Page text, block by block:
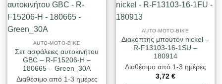
AUTO-MOTO-BIKE
Σετ ασφάλειες αυτοκινήτου
GBC – R-F15206-H –
180665 – Green_30A
Διαθέσιμο από 1-3 ημέρες
AUTO-MOTO-BIKE
Διακόπτης μπουτόν nickel –
R-F13103-16-1SU –
180914
Διαθέσιμο από 1-3 ημέρες
3,72 €